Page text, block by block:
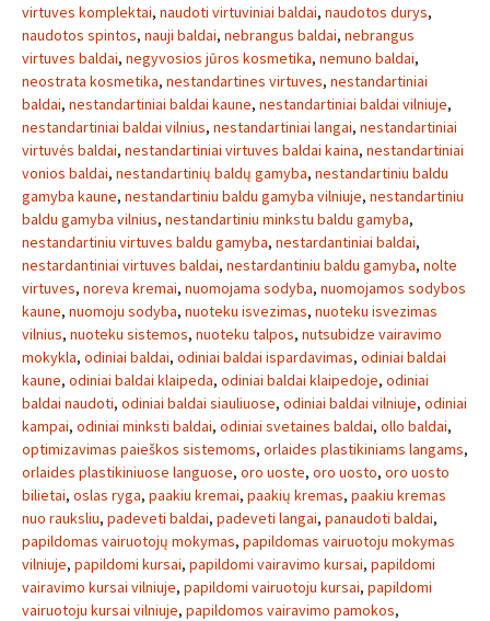
virtuves komplektai, naudoti virtuviniai baldai, naudotos durys,
naudotos spintos, nauji baldai, nebrangus baldai, nebrangus
virtuves baldai, negyvosios jūros kosmetika, nemuno baldai,
neostrata kosmetika, nestandartines virtuves, nestandartiniai
baldai, nestandartiniai baldai kaune, nestandartiniai baldai vilniuje,
nestandartiniai baldai vilnius, nestandartiniai langai, nestandartiniai
virtuvės baldai, nestandartiniai virtuves baldai kaina, nestandartiniai
vonios baldai, nestandartinių baldų gamyba, nestandartiniu baldu
gamyba kaune, nestandartiniu baldu gamyba vilniuje, nestandartiniu
baldu gamyba vilnius, nestandartiniu minkstu baldu gamyba,
nestandartiniu virtuves baldu gamyba, nestardantiniai baldai,
nestardantiniai virtuves baldai, nestardantiniu baldu gamyba, nolte
virtuves, noreva kremai, nuomojama sodyba, nuomojamos sodybos
kaune, nuomoju sodyba, nuoteku isvezimas, nuoteku isvezimas
vilnius, nuoteku sistemos, nuoteku talpos, nutsubidze vairavimo
mokykla, odiniai baldai, odiniai baldai ispardavimas, odiniai baldai
kaune, odiniai baldai klaipeda, odiniai baldai klaipedoje, odiniai
baldai naudoti, odiniai baldai siauliuose, odiniai baldai vilniuje, odiniai
kampai, odiniai minksti baldai, odiniai svetaines baldai, ollo baldai,
optimizavimas paieškos sistemoms, orlaides plastikiniams langams,
orlaides plastikiniuose languose, oro uoste, oro uosto, oro uosto
bilietai, oslas ryga, paakiu kremai, paakių kremas, paakiu kremas
nuo rauksliu, padeveti baldai, padeveti langai, panaudoti baldai,
papildomas vairuotojų mokymas, papildomas vairuotoju mokymas
vilniuje, papildomi kursai, papildomi vairavimo kursai, papildomi
vairavimo kursai vilniuje, papildomi vairuotoju kursai, papildomi
vairuotoju kursai vilniuje, papildomos vairavimo pamokos,